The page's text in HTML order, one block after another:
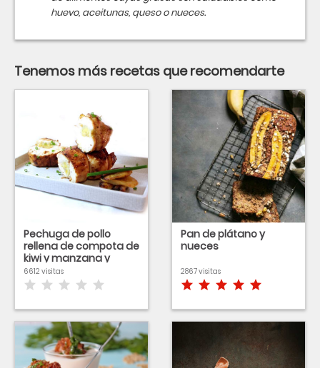
huevo, aceitunas, queso o nueces.
Tenemos más recetas que recomendarte
Pechuga de pollo
rellena de compota de
kiwi y manzana y
vinagreta de café
6612 visitas
Pan de plátano y
nueces
2867 visitas